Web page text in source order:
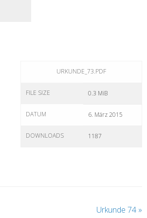
URKUNDE_73.PDF
FILE SIZE 0.3 MiB
DATUM 6. März 2015
DOWNLOADS 1187
Urkunde 74 »